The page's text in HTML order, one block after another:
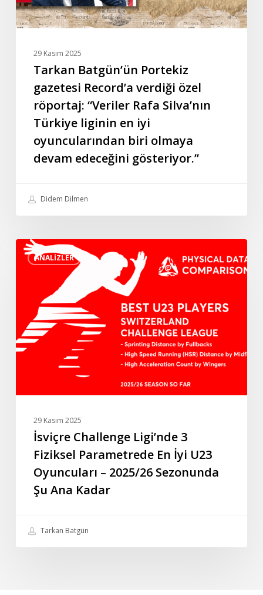
Rafa
oyuncularından
olmaya
devam
29 Kasım 2025
Tarkan Batgün’ün Portekiz
gazetesi Record’a verdiği özel
röportaj: “Veriler Rafa Silva’nın
Türkiye liginin en iyi
oyuncularından biri olmaya
devam edeceğini gösteriyor.”
Didem Dilmen
ANALIZLER
İsviçre
Challenge
Fiziksel
Parametrede
En
İyi
Sezonunda
Kadar
29 Kasım 2025
İsviçre Challenge Ligi’nde 3
Fiziksel Parametrede En İyi U23
Oyuncuları – 2025/26 Sezonunda
Şu Ana Kadar
Tarkan Batgün